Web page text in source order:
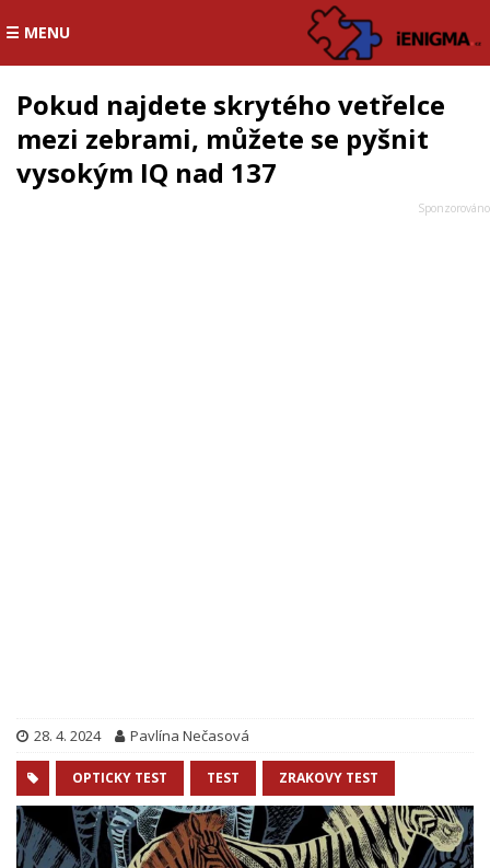
☰ MENU
Pokud najdete skrytého vetřelce
mezi zebrami, můžete se pyšnit
vysokým IQ nad 137
28. 4. 2024 Pavlína Nečasová
OPTICKY TEST TEST ZRAKOVY TEST